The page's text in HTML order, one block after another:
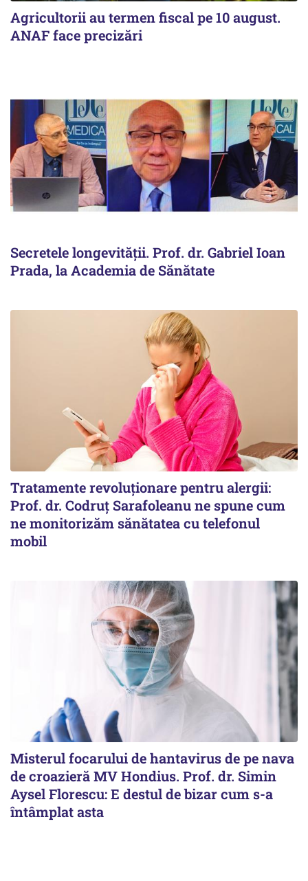
Agricultorii au termen fiscal pe 10 august.
ANAF face precizări
Secretele longevității. Prof. dr. Gabriel Ioan
Prada, la Academia de Sănătate
Tratamente revoluționare pentru alergii:
Prof. dr. Codruț Sarafoleanu ne spune cum
ne monitorizăm sănătatea cu telefonul
mobil
Misterul focarului de hantavirus de pe nava
de croazieră MV Hondius. Prof. dr. Simin
Aysel Florescu: E destul de bizar cum s-a
întâmplat asta